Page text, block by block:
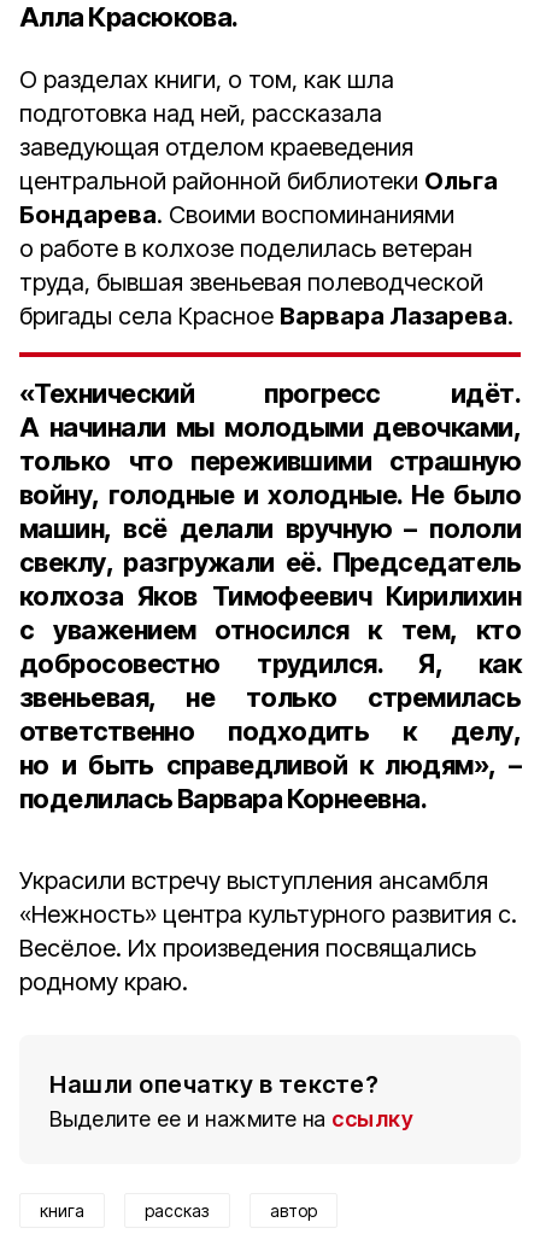
Алла Красюкова.
О разделах книги, о том, как шла
подготовка над ней, рассказала
заведующая отделом краеведения
центральной районной библиотеки Ольга
Бондарева. Своими воспоминаниями
о работе в колхозе поделилась ветеран
труда, бывшая звеньевая полеводческой
бригады села Красное Варвара Лазарева.
«Технический прогресс идёт.
А начинали мы молодыми девочками,
только что пережившими страшную
войну, голодные и холодные. Не было
машин, всё делали вручную – пололи
свеклу, разгружали её. Председатель
колхоза Яков Тимофеевич Кирилихин
с уважением относился к тем, кто
добросовестно трудился. Я, как
звеньевая, не только стремилась
ответственно подходить к делу,
но и быть справедливой к людям», –
поделилась Варвара Корнеевна.
Украсили встречу выступления ансамбля
«Нежность» центра культурного развития с.
Весёлое. Их произведения посвящались
родному краю.
Нашли опечатку в тексте?
Выделите ее и нажмите на ссылку
книга рассказ автор